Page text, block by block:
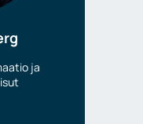
ja